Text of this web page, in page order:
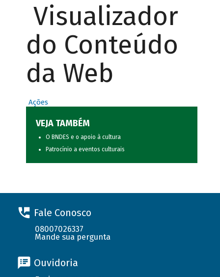
Visualizador
do Conteúdo
da Web
Ações
VEJA TAMBÉM
O BNDES e o apoio à cultura
Patrocínio a eventos culturais
Fale Conosco
08007026337
Mande sua pergunta
Ouvidoria